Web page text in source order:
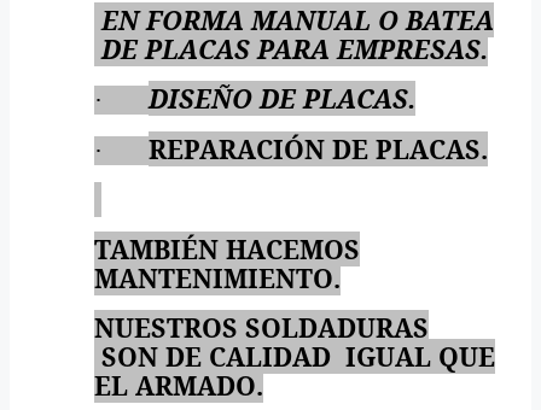
EN FORMA MANUAL O BATEA
DE PLACAS PARA EMPRESAS.
· DISEÑO DE PLACAS.
· REPARACIÓN DE PLACAS.
TAMBIÉN HACEMOS
MANTENIMIENTO.
NUESTROS SOLDADURAS
SON DE CALIDAD IGUAL QUE
EL ARMADO.